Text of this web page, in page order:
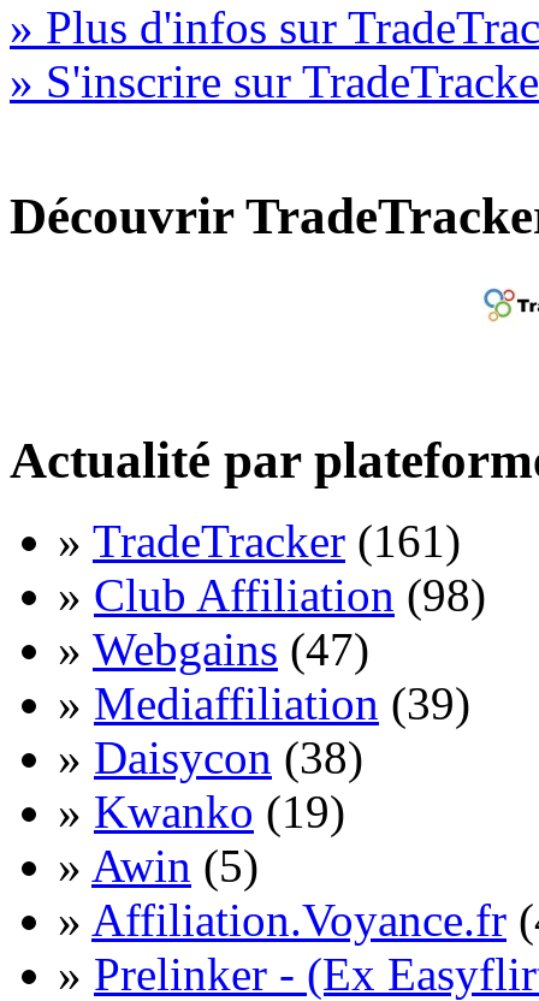
» Plus d'infos sur
» S'inscrire sur
Découvrir
Actualité par
» TradeTracker (161)
» Club Affiliation (98)
» Webgains (47)
» Mediaffiliation (39)
» Daisycon (38)
» Kwanko (19)
» Awin (5)
» Affiliation.Voyance.fr
» Prelinker - (Ex